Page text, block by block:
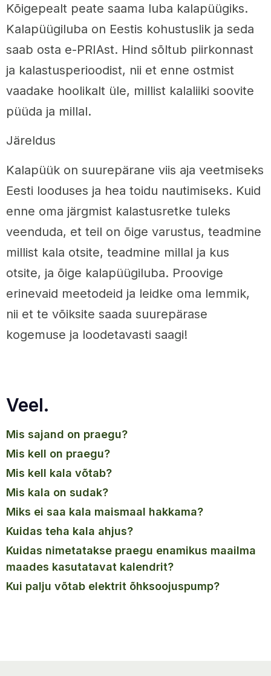
Kõigepealt peate saama luba kalapüügiks.
Kalapüügiluba on Eestis kohustuslik ja seda
saab osta e-PRIAst. Hind sõltub piirkonnast
ja kalastusperioodist, nii et enne ostmist
vaadake hoolikalt üle, millist kalaliiki soovite
püüda ja millal.
Järeldus
Kalapüük on suurepärane viis aja veetmiseks
Eesti looduses ja hea toidu nautimiseks. Kuid
enne oma järgmist kalastusretke tuleks
veenduda, et teil on õige varustus, teadmine
millist kala otsite, teadmine millal ja kus
otsite, ja õige kalapüügiluba. Proovige
erinevaid meetodeid ja leidke oma lemmik,
nii et te võiksite saada suurepärase
kogemuse ja loodetavasti saagi!
Veel.
mis sajand on praegu?
mis kell on praegu?
mis kell kala võtab?
mis kala on sudak?
miks ei saa kala maismaal hakkama?
kuidas teha kala ahjus?
kuidas nimetatakse praegu enamikus maailma
maades kasutatavat kalendrit?
kui palju võtab elektrit õhksoojuspump?